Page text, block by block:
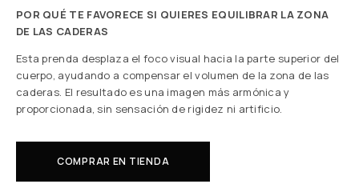
POR QUÉ TE FAVORECE SI QUIERES EQUILIBRAR LA ZONA
DE LAS CADERAS
Esta prenda desplaza el foco visual hacia la parte superior del
cuerpo, ayudando a compensar el volumen de la zona de las
caderas. El resultado es una imagen más armónica y
proporcionada, sin sensación de rigidez ni artificio.
COMPRAR EN TIENDA